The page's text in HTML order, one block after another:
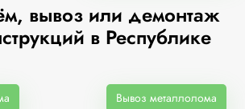
вывоз или демонтаж
в Республике
Вывоз металлолома